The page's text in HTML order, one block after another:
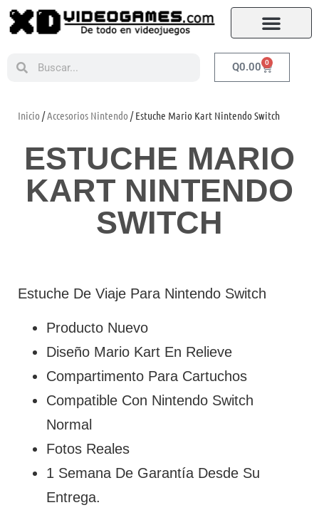
Q0.00 0
Inicio /Accesorios Nintendo / Estuche Mario Kart Nintendo Switch
ESTUCHE MARIO
KART NINTENDO
SWITCH
Estuche De Viaje Para Nintendo Switch
Producto Nuevo
Diseño Mario Kart En Relieve
Compartimento Para Cartuchos
Compatible Con Nintendo Switch
Normal
Fotos Reales
1 Semana De Garantía Desde Su
Entrega.